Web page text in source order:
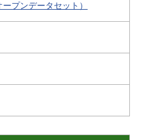
プンデータセット）